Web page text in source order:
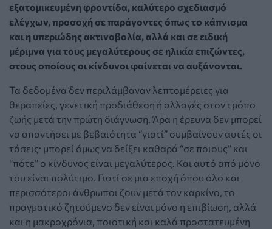
εξατομικευμένη φροντίδα, καλύτερο σχεδιασμό
ελέγχων, προσοχή σε παράγοντες όπως το κάπνισμα
και η υπεριώδης ακτινοβολία, αλλά και σε ειδική
μέριμνα για τους μεγαλύτερους σε ηλικία επιζώντες,
στους οποίους οι κίνδυνοι φαίνεται να αυξάνονται.
Τα δεδομένα δεν περιλάμβαναν λεπτομέρειες για
θεραπείες, γενετική προδιάθεση ή αλλαγές στον τρόπο
ζωής μετά την πρώτη διάγνωση. Άρα η έρευνα δεν μπορεί
να απαντήσει με βεβαιότητα “γιατί” συμβαίνουν αυτές οι
τάσεις· μπορεί όμως να δείξει καθαρά “σε ποιους” και
“πότε” ο κίνδυνος είναι μεγαλύτερος. Και αυτό από μόνο
του είναι πολύτιμο. Γιατί σε μια εποχή όπου όλο και
περισσότεροι άνθρωποι ζουν μετά τον καρκίνο, το
πραγματικό ζητούμενο δεν είναι μόνο η επιβίωση, αλλά
και η μακροχρόνια, ποιοτική και καλά προστατευμένη